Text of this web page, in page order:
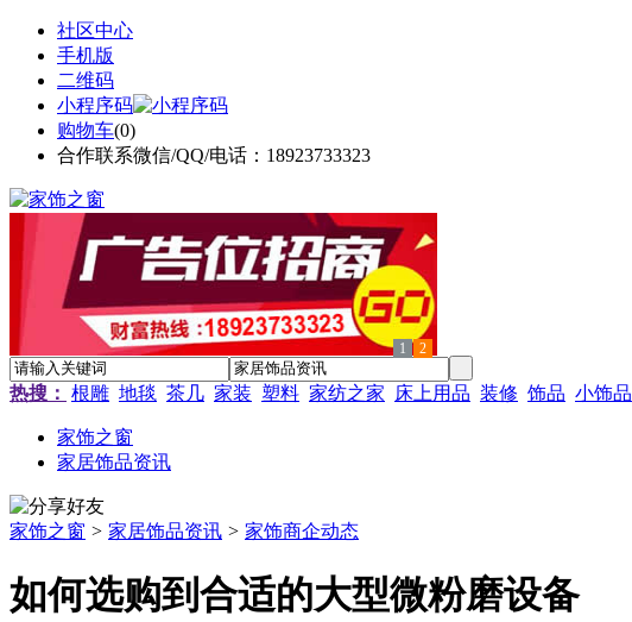
社区中心
手机版
二维码
小程序码
购物车(0)
合作联系微信/QQ/电话：18923733323
1 2
热搜： 根雕 地毯 茶几 家装 塑料 家纺之家 床上用品 装修 饰品 小饰品
家饰之窗
家居饰品资讯
家饰之窗 > 家居饰品资讯 > 家饰商企动态
如何选购到合适的大型微粉磨设备